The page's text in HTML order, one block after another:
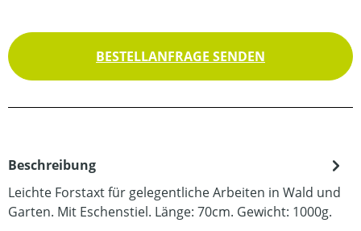
BESTELLANFRAGE SENDEN
Beschreibung
Leichte Forstaxt für gelegentliche Arbeiten in Wald und
Garten. Mit Eschenstiel. Länge: 70cm. Gewicht: 1000g.